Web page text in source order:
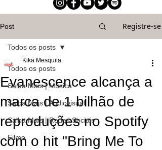
Post Registre-se
Todos os posts
Saiba Mais | Música
Saiba Mais | Audiovisual
Saiba Mais | Redes Sociais
Filme
Todos os posts
Evanescence alcança a
marca de 1 bilhão de
reproduções no Spotify
com o hit "Bring Me To
Kika Mesquita